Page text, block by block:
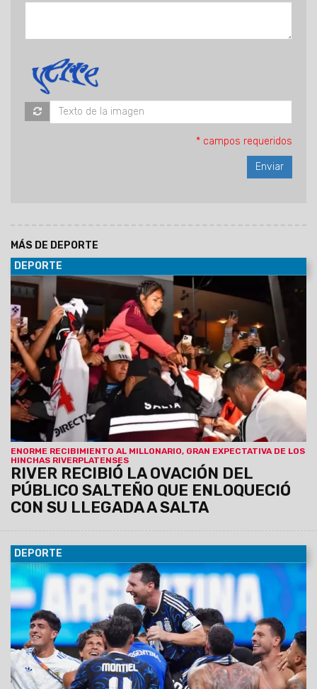
* campos requeridos
MÁS DE DEPORTE
DEPORTE
ENORME RECIBIMIENTO AL MILLONARIO, GRAN EXPECTATIVA DE LOS
HINCHAS RIVERPLATENSES
RIVER RECIBIÓ LA OVACIÓN DEL
PÚBLICO SALTEÑO QUE ENLOQUECIÓ
CON SU LLEGADA A SALTA
17/07/2026
El equipo milllonario fue recibido por una
multitud en el hotel Sheraton. Mañana afrontará su
compromiso ante Aldosivi por la Copa Argentina. Hay un
remanente de entradas.
DEPORTE
16/07/2026 En un partido electrizante, jugó y luchó por
millones y se regaló un triunfo para toda la vida; ahora
espera España, para coronar un Mundial inolvidable.